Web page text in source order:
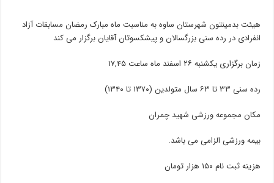
هیئت بدمینتون شهرستان ساوه به مناسبت ماه مبارک رمضان مسابقات آزاد
انفرادی در رده سنی بزرگسالان و پیشکسوتان آقایان برگزار می کند
زمان برگزاری یکشنبه ۲۶ اسفند ماه ساعت ۱۷,۴۵
رده سنی ۳۳ تا ۶۳ سال متولدین (۱۳۷۰ تا ۱۳۴۰)
مکان مجموعه ورزشی شهید چمران
بیمه ورزشی الزامی می باشد.
هزینه ثبت نام ۱۵۰ هزار تومان